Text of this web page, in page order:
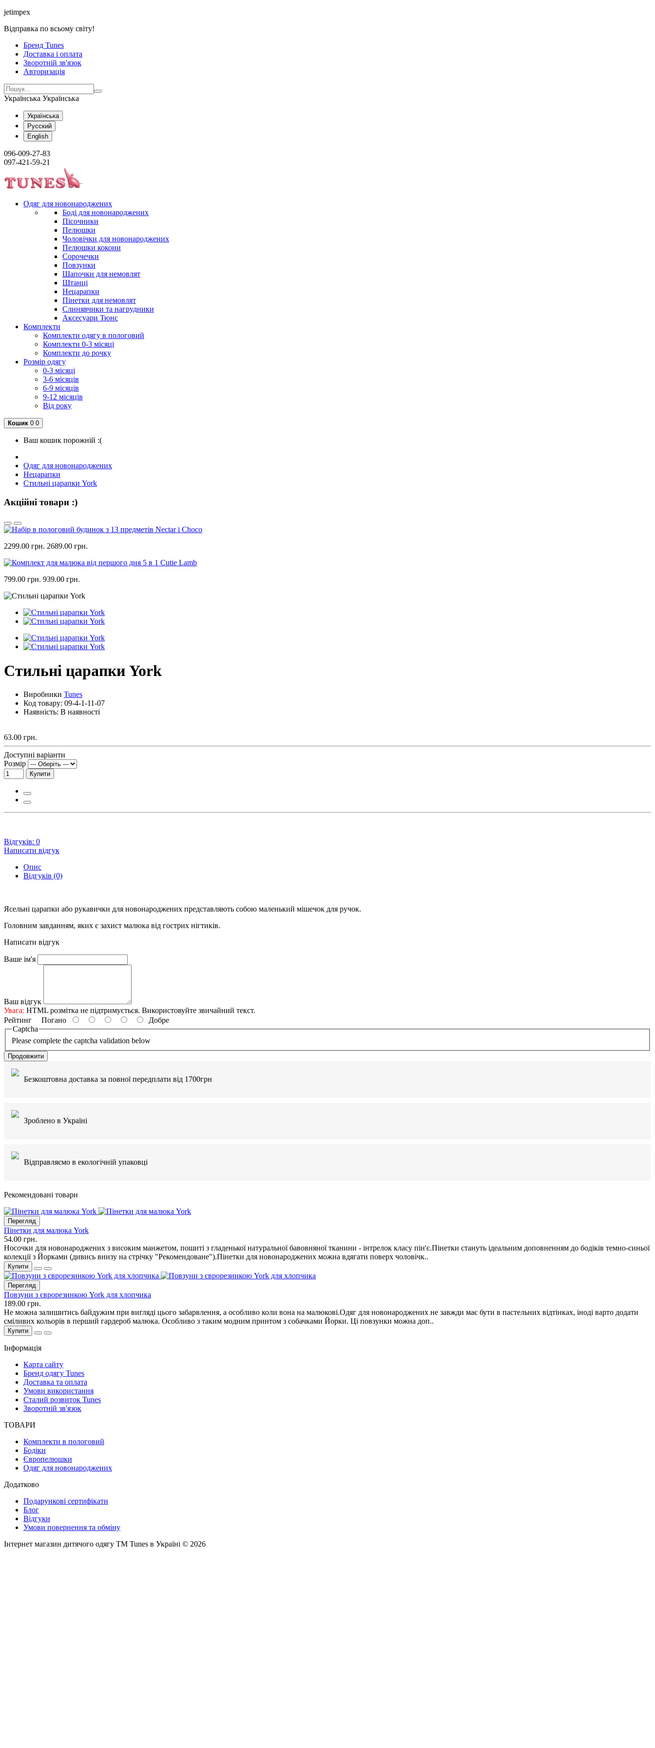
jetimpex
Відправка по всьому світу!
Бренд Tunes
Доставка і оплата
Зворотній зв'язок
Авторизація
Українська Українська
Українська
Русский
English
096-009-27-83
097-421-59-21
Одяг для новонароджених
Боді для новонароджених
Пісочники
Пелюшки
Чоловічки для новонароджених
Пелюшки кокони
Сорочечки
Повзунки
Шапочки для немовлят
Штанці
Нецарапки
Пінетки для немовлят
Слинявчики та нагрудники
Аксесуари Тюнс
Комплекти
Комплекти одягу в пологовий
Комплекти 0-3 місяці
Комплекти до рочку
Розмір одягу
0-3 місяці
3-6 місяців
6-9 місяців
9-12 місяців
Від року
Кошик 0 0
Ваш кошик порожній :(
Одяг для новонароджених
Нецарапки
Стильні царапки York
Акційні товари :)
2299.00 грн. 2689.00 грн.
799.00 грн. 939.00 грн.
Стильні царапки York
Виробники Tunes
Код товару: 09-4-1-11-07
Наявність: В наявності
63.00 грн.
Доступні варіанти
Розмір
Купити
Відгуків: 0
Написати відгук
Опис
Відгуків (0)
Ясельні царапки або рукавички для новонароджених представляють собою маленький мішечок для ручок.
Головним завданням, яких є захист малюка від гострих нігтиків.
Написати відгук
Ваше ім'я
Ваш відгук
Увага: HTML розмітка не підтримується. Використовуйте звичайний текст.
Рейтинг Погано
Добре
Captcha
Please complete the captcha validation below
Продовжити
Безкоштовна доставка за повної передплати від 1700грн
Зроблено в Україні
Відправляємо в екологічній упаковці
Рекомендовані товари
Перегляд
Пінетки для малюка York
54.00 грн.
Носочки для новонароджених з високим манжетом, пошиті з гладенької натуральної бавовняної тканини - інтрелок класу пін'є.Пінетки стануть ідеальним доповненням до бодіків темно-синьої
колекції з Йорками (дивись внизу на стрічку "Рекомендоване").Пінетки для новонароджених можна вдягати поверх чоловічк..
Купити
Перегляд
Повзуни з єврорезинкою York для хлопчика
189.00 грн.
Не можна залишитись байдужим при вигляді цього забарвлення, а особливо коли вона на малюкові.Одяг для новонароджених не завжди має бути в пастельних відтінках, іноді варто додати
сміливих кольорів в перший гардероб малюка. Особливо з таким модним принтом з собачками Йорки. Ці повзунки можна доп..
Купити
Інформація
Карта сайту
Бренд одягу Tunes
Доставка та оплата
Умови використання
Сталий розвиток Tunes
Зворотній зв'язок
ТОВАРИ
Комплекти в пологовий
Бодіки
Європелюшки
Одяг для новонароджених
Додатково
Подарункові сертифікати
Блог
Відгуки
Умови повернення та обміну
Інтернет магазин дитячого одягу ТМ Tunes в Україні © 2026